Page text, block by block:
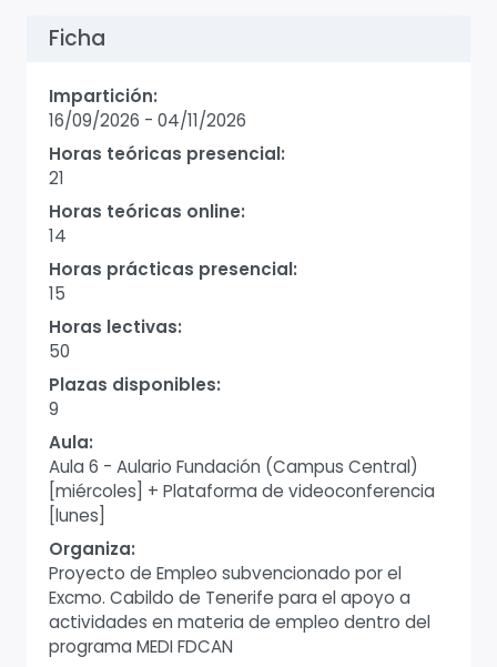
Ficha
Impartición:
16/09/2026 - 04/11/2026
Horas teóricas presencial:
21
Horas teóricas online:
14
Horas prácticas presencial:
15
Horas lectivas:
50
Plazas disponibles:
9
Aula:
Aula 6 - Aulario Fundación (Campus Central)
[miércoles] + Plataforma de videoconferencia
[lunes]
Organiza:
Proyecto de Empleo subvencionado por el
Excmo. Cabildo de Tenerife para el apoyo a
actividades en materia de empleo dentro del
programa MEDI FDCAN